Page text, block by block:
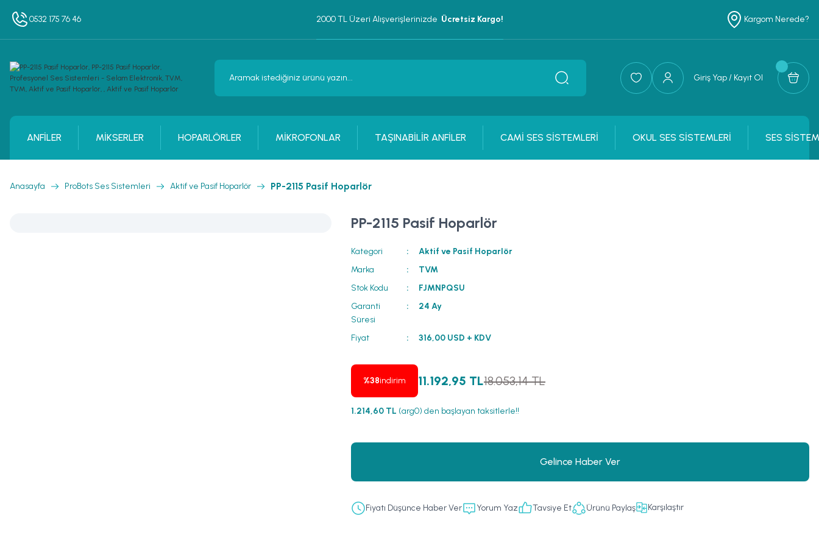
0532 175 76 46 2000 TL Üzeri Alışverişlerinizde Ücretsiz Kargo! Kargom Nerede?
Giriş Yap / Kayıt Ol
ANFİLER MİKSERLER HOPARLÖRLER MİKROFONLAR TAŞINABİLİR ANFİLER CAMİ SES SİSTEMLERİ OKUL SES SİSTEMLERİ SES
Anasayfa ProBots Ses Sistemleri Aktif ve Pasif Hoparlör PP-2115 Pasif Hoparlör
PP-2115 Pasif Hoparlör
Kategori
Aktif ve Pasif Hoparlör
Marka
TVM
Stok Kodu
FJMNPQSU
Garanti
Süresi
24 Ay
Fiyat 316,00 USD + KDV
%38indirim 11.192,95 TL18.053,14 TL
1.214,60 TL (arg0) den başlayan taksitlerle!!
Gelince Haber Ver
Fiyatı Düşünce Haber Ver Yorum Yaz Tavsiye Et Ürünü Paylaş Karşılaştır